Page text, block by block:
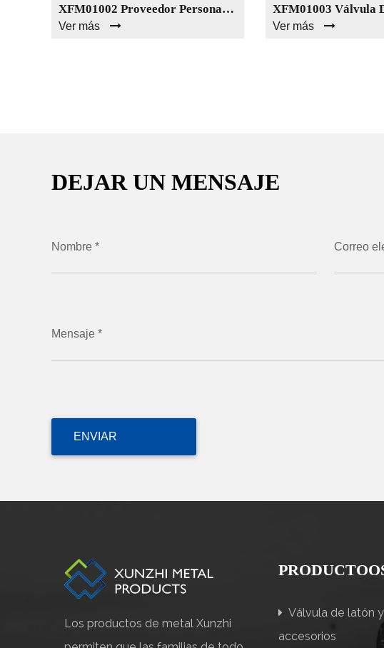
XFM01002 Proveedor Personalizado De Válvula De Bola De Latón De Excelente Calidad India
Ver más Ver más
DEJAR UN MENSAJE
Nombre * Correo
Mensaje *
Los productos de metal Xunzhi
Válvula de latón y
accesorios